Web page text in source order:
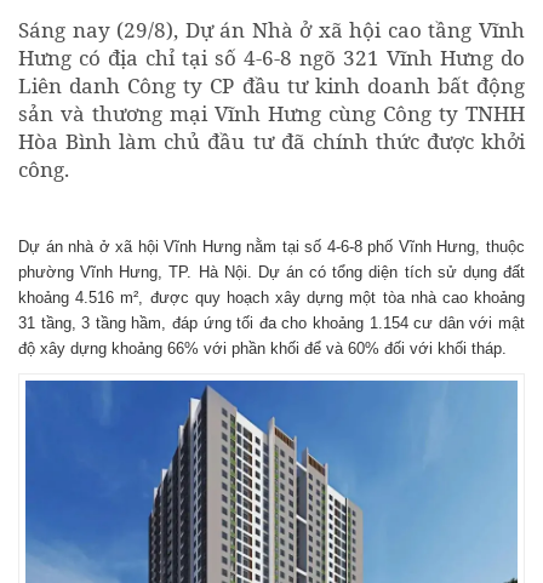
Sáng nay (29/8), Dự án Nhà ở xã hội cao tầng Vĩnh
Hưng có địa chỉ tại số 4-6-8 ngõ 321 Vĩnh Hưng do
Liên danh Công ty CP đầu tư kinh doanh bất động
sản và thương mại Vĩnh Hưng cùng Công ty TNHH
Hòa Bình làm chủ đầu tư đã chính thức được khởi
công.
Dự án nhà ở xã hội Vĩnh Hưng nằm tại số 4-6-8 phố Vĩnh Hưng, thuộc
phường Vĩnh Hưng, TP. Hà Nội. Dự án có tổng diện tích sử dụng đất
khoảng 4.516 m², được quy hoạch xây dựng một tòa nhà cao khoảng
31 tầng, 3 tầng hầm, đáp ứng tối đa cho khoảng 1.154 cư dân với mật
độ xây dựng khoảng 66% với phần khối để và 60% đối với khối tháp.